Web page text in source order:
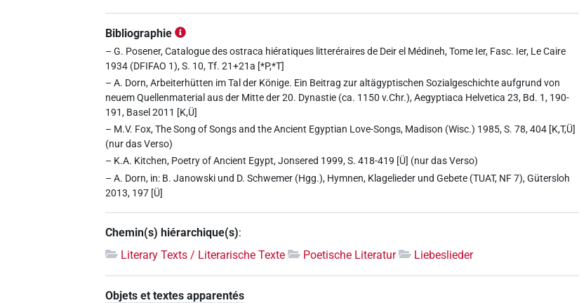
Bibliographie
– G. Posener, Catalogue des ostraca hiératiques litteréraires de Deir el Médineh, Tome Ier, Fasc. Ier, Le Caire
1934 (DFIFAO 1), S. 10, Tf. 21+21a [*P,*T]
– A. Dorn, Arbeiterhütten im Tal der Könige. Ein Beitrag zur altägyptischen Sozialgeschichte aufgrund von
neuem Quellenmaterial aus der Mitte der 20. Dynastie (ca. 1150 v.Chr.), Aegyptiaca Helvetica 23, Bd. 1, 190-
191, Basel 2011 [K,Ü]
– M.V. Fox, The Song of Songs and the Ancient Egyptian Love-Songs, Madison (Wisc.) 1985, S. 78, 404 [K,T,Ü]
(nur das Verso)
– K.A. Kitchen, Poetry of Ancient Egypt, Jonsered 1999, S. 418-419 [Ü] (nur das Verso)
– A. Dorn, in: B. Janowski und D. Schwemer (Hgg.), Hymnen, Klagelieder und Gebete (TUAT, NF 7), Gütersloh
2013, 197 [Ü]
Chemin(s) hiérarchique(s):
Literary Texts / Literarische Texte
Poetische Literatur Liebeslieder
Objets et textes apparentés